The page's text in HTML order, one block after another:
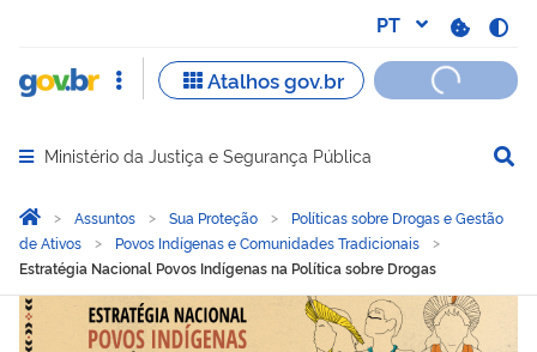
Abrir menu principal de navegação
Ministério da Justiça e Segurança Pública
Você está aqui:
Página Inicial
Assuntos Sua Proteção
Políticas sobre Drogas e Gestão
de Ativos
Povos Indígenas e Comunidades Tradicionais
Estratégia Nacional Povos Indígenas na Política sobre Drogas
Estratégia Nacional